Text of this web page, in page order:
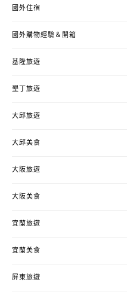
國外住宿
國外購物經驗＆開箱
基隆旅遊
墾丁旅遊
大邱旅遊
大邱美食
大阪旅遊
大阪美食
宜蘭旅遊
宜蘭美食
屏東旅遊